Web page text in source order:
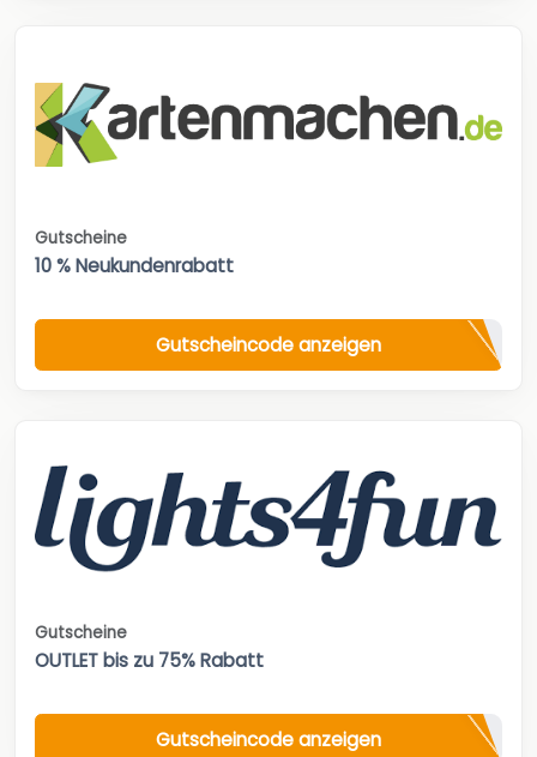
Gutscheine
10 % Neukundenrabatt
Gutscheincode anzeigen
Gutscheine
OUTLET bis zu 75% Rabatt
Gutscheincode anzeigen